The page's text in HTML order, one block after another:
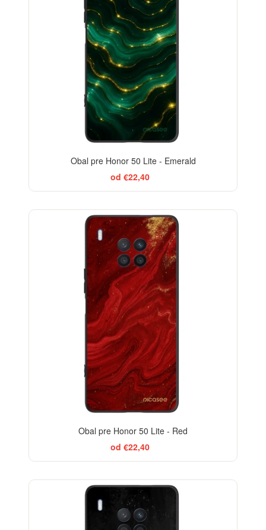
Obal pre Honor 50 Lite - Emerald
od €22,40
Obal pre Honor 50 Lite - Red
od €22,40